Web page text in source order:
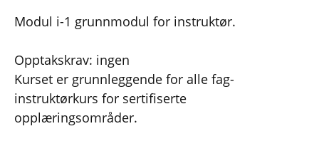
Modul i-1 grunnmodul for instruktør.
Opptakskrav: ingen
Kurset er grunnleggende for alle fag-
instruktørkurs for sertifiserte
opplæringsområder.